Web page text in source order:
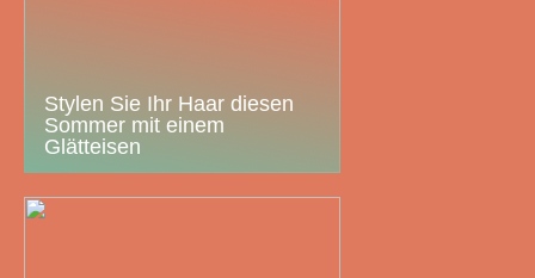
Stylen Sie Ihr Haar diesen
Sommer mit einem
Glätteisen